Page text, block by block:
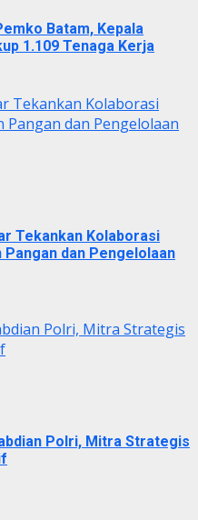
Batam, Kepala
1.109 Tenaga Kerja
Tekankan Kolaborasi
Pangan dan Pengelolaan
Tekankan Kolaborasi
Pangan dan Pengelolaan
Polri, Mitra Strategis
Polri, Mitra Strategis